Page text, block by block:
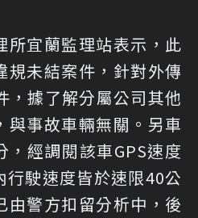
所宜蘭監理站表示，此
規未結案件，針對外傳
，據了解分屬公司其他
與事故車輛無關。另車
經調閱該車GPS速度
駛速度皆於速限40公
由警方扣留分析中，後